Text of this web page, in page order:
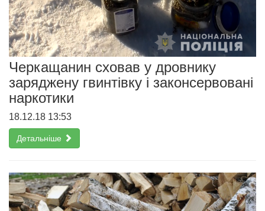
Черкащанин сховав у дровнику
заряджену гвинтівку і законсервовані
наркотики
18.12.18 13:53
Детальніше